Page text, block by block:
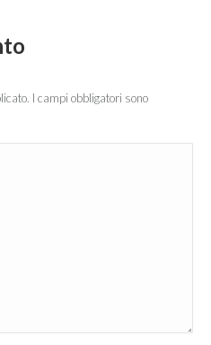
I campi obbligatori sono